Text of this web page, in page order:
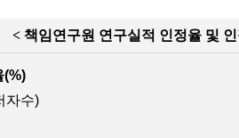
<책임연구원 연구실적 인정율 및
(%)
자수)